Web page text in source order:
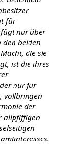
für
nur über
den beiden
die sie
ist die ihres
nur für
vollbringen
der
allpfiffigen